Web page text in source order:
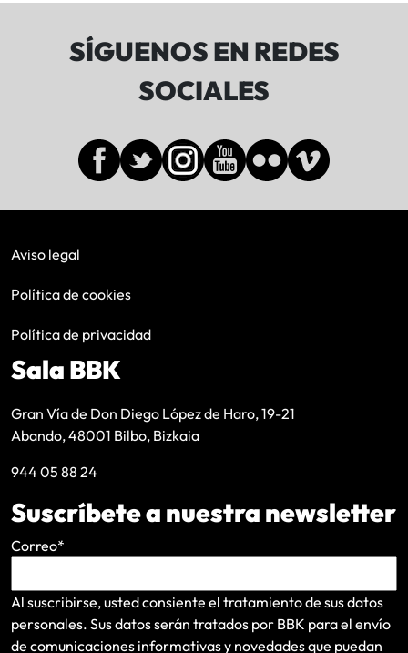
SÍGUENOS EN REDES
SOCIALES
Aviso legal
Política de cookies
Política de privacidad
Sala BBK
Gran Vía de Don Diego López de Haro, 19-21
Abando, 48001 Bilbo, Bizkaia
944 05 88 24
Suscríbete a nuestra newsletter
Correo*
Al suscribirse, usted consiente el tratamiento de sus datos
personales. Sus datos serán tratados por BBK para el envío
de comunicaciones informativas y novedades que puedan